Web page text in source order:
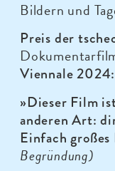
Bildern und
Preis der
Viennale 2024:
»Dieser Film
anderen Art:
Einfach
Begründung)